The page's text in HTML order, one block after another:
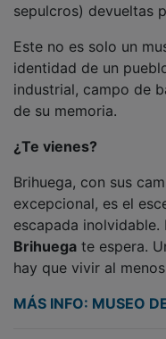
sepulcros) devueltas
Este no es solo un
identidad de un
industrial, campo de
de su memoria.
¿Te vienes?
Brihuega, con sus
excepcional, es el
escapada inolvidable.
Brihuega te espera.
hay que vivir al
MÁS INFO: MUSEO